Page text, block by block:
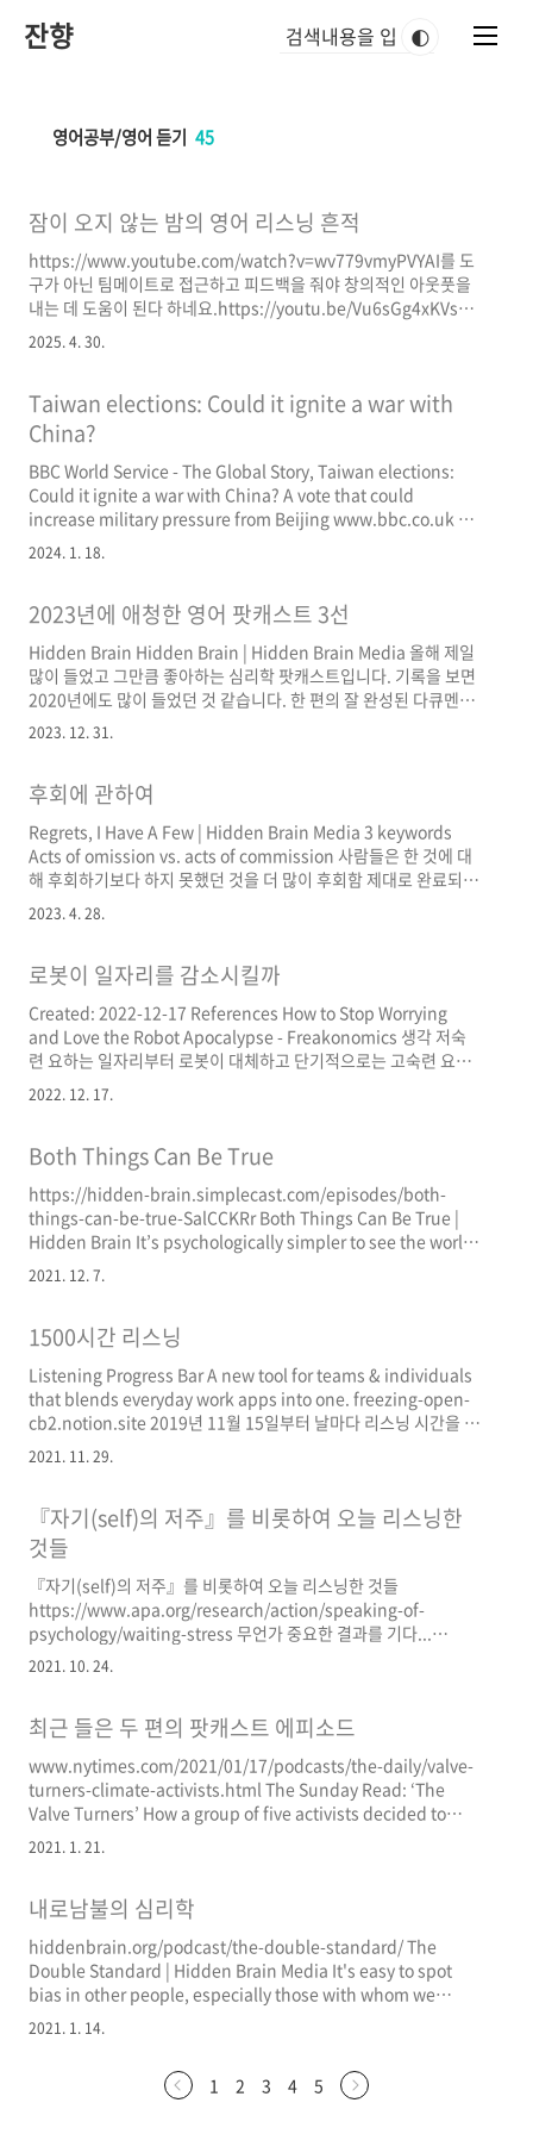
잔향 🌓
영어공부/영어 듣기 45
잠이 오지 않는 밤의 영어 리스닝 흔적
https://www.youtube.com/watch?v=wv779vmyPVYAI를 도
구가 아닌 팀메이트로 접근하고 피드백을 줘야 창의적인 아웃풋을
내는 데 도움이 된다 하네요.​https://youtu.be/Vu6sGg4xKVs?
si=xmPKiaDy_EI0ZgiyNotebookLM에 사적인 정보들을 넣은 후
자기 삶에 중요한 질문들을 하고 코치에게 피드백 얻듯이 활용한다
달기도 했지만, 이미 구글은 당신의 많은 것을 알고 있고, 그런 상황
에서 유익한 도구를 활용하지 않을 이유가 없다고 말하는 덧글도 있
습니다. 영상보다 덧글이 재미있네요.​
https://youtu.be/KvTGUI4Tznw?si=Hxog9_Y5Hi2cG0I1인공
지능이 어떻게..
2025. 4. 30.
Taiwan elections: Could it ignite a war with
China?
BBC World Service - The Global Story, Taiwan elections:
Could it ignite a war with China? A vote that could
increase military pressure from Beijing www.bbc.co.uk 올
해 1월 5일에 업로드된 BBC 에피소드입니다. 대만에서 여당이 안
티중국 노선인데 이번에 재집권 성공했네요. 여당이나 야당이나 전
해 온다면 결전을 불사한다는 의지를 보여주고, 대만 젊은이들도 대
영공을 침범하여 비행하는데 대부분의 대만 국민은 평안함을 유지
하는 것 같다고 대만 주재 리포터가 ..
2024. 1. 18.
2023년에 애청한 영어 팟캐스트 3선
Hidden Brain Hidden Brain | Hidden Brain Media 올해 제일
많이 들었고 그만큼 좋아하는 심리학 팟캐스트입니다. 기록을 보면
2020년에도 많이 들었던 것 같습니다. 한 편의 잘 완성된 다큐멘터
리를 보는 것처럼 진행이 매끄러운데, 그만큼 사전 조사를 많이 했
기 때문 아닐까 싶습니다. 인터뷰 내용의 근거가 되는 레퍼런스도
도 가능합니다. 아래 이 팟캐스트를 듣고 정리한 내용을 일부 소개
를 더 강하게 만든다는 신화 [심리학 영어 콘텐츠 요약 #1] 롱런하
는 창작자의 비결을 알려드립니다! [1000개의 메모 연결 78주차]
가면 증후군에 대처하..
2023. 12. 31.
후회에 관하여
Regrets, I Have A Few | Hidden Brain Media 3 keywords
Acts of omission vs. acts of commission 사람들은 한 것에 대
해 후회하기보다 하지 못했던 것을 더 많이 후회함 제대로 완료되지
못한 과제는 머릿속에서 계속 부유하기 쉬운 것과도 관련 있음
Trying to bring control '~했더라면 ~하지 않았을 텐데’와 같은
제감 부여함 사건이 발생하는 데 영향을 미치는 수많은 변수를 제거
되려 책임을 전가하게 되는 우를 범하는 것도 같은 이유임. 즉, 통제
감을 느끼기 위함 Downward counterfac..
2023. 4. 28.
로봇이 일자리를 감소시킬까
Created: 2022-12-17 References How to Stop Worrying
and Love the Robot Apocalypse - Freakonomics 생각 저숙
련 요하는 일자리부터 로봇이 대체하고 단기적으로는 고숙련 요하
는 일자리도 어느 정도 로봇에 대체될 것임. 다만 장기적으로는 고
용불안정 심한 형태의 저숙련 일자리가 늘 수도 있고, 고숙련 일자
숙련 작업에서도 로봇활용이 빈번해질 테니 국가가 사람들의 학습
바깥으로 도태되는 수많은 사람들이 생길 수 있음. [[0.2 Inbox/P -
대부분의 사람이 사회와 무관한 존재로 전락할 가능성|P - 대부분의
사람..
2022. 12. 17.
Both Things Can Be True
https://hidden-brain.simplecast.com/episodes/both-
things-can-be-true-SalCCKRr Both Things Can Be True |
Hidden Brain It’s psychologically simpler to see the world
in black and white. But reality often comes in shades of
gray. This week, how our minds grapple with
you like this show, please check out our new po hidden-
2021. 12. 7.
1500시간 리스닝
Listening Progress Bar A new tool for teams & individuals
that blends everyday work apps into one. freezing-open-
cb2.notion.site 2019년 11월 15일부터 날마다 리스닝 시간을 체
크하고 있습니다. 흘려 듣는 것까지 포함하다가 최근에는 대략적으
로라도 내용을 이해하고 들은 것만 포함시키고 있습니다. 2년 동안
60%를 채울 생각이에요. 주말 포함 하루 70분씩 들으면 되는군요.
데드라인이 정해졌으니 조금 더 가열차게 리스닝에도 매진해 보려
합니다. 그리고 한 번 들었던 것을 또 듣는 경우는 거의 없었는데 큘
립스 제레미의 조언에 따라 같은 ..
2021. 11. 29.
『자기(self)의 저주』를 비롯하여 오늘 리스닝한
것들
『자기(self)의 저주』를 비롯하여 오늘 리스닝한 것들
https://www.apa.org/research/action/speaking-of-
psychology/waiting-stress 무언가 중요한 결과를 기다...
blog.naver.com
2021. 10. 24.
최근 들은 두 편의 팟캐스트 에피소드
www.nytimes.com/2021/01/17/podcasts/the-daily/valve-
turners-climate-activists.html The Sunday Read: ‘The
Valve Turners’ How a group of five activists decided to
fight global warming by doing whatever it takes.
www.nytimes.com 환경을 지키기 위한 방식에는 여러 가지가 있
다루는 에피소드입니다. 핵심적인 내용을 떠나서 행동주의자 중 한
니다. 그는 어릴 때 어머니가 가출하고 얼마 안 돼 아버지는 전 여자
친구..
2021. 1. 21.
내로남불의 심리학
hiddenbrain.org/podcast/the-double-standard/ The
Double Standard | Hidden Brain Media It's easy to spot
bias in other people, especially those with whom we
disagree. But it’s not so easy to recognize our own biases.
Psychologist Emily Pronin hiddenbrain.org 어릴 때는 내가
보고 느끼는 그대로 다른 사람도 보고 느낄 거라 생각합니다. 딸을
키워 보니 이런 걸 확실히 경험합니다. 딸은 자기 내면 경험을 저도
2021. 1. 14.
1 2 3 4 5